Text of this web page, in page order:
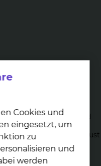
in­klu­si­ve
der Brust
Rekonstruktiver und
Brustchirurgie ein. Sie
Wiederaufbau der Brust
eine Vielzahl operativer
zu korrigieren.
Cookies und
eingesetzt, um
zu
und
werden